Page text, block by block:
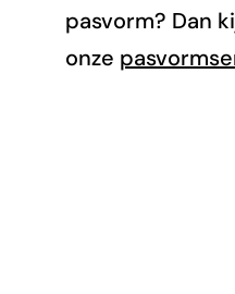
pasvorm? Dan
onze